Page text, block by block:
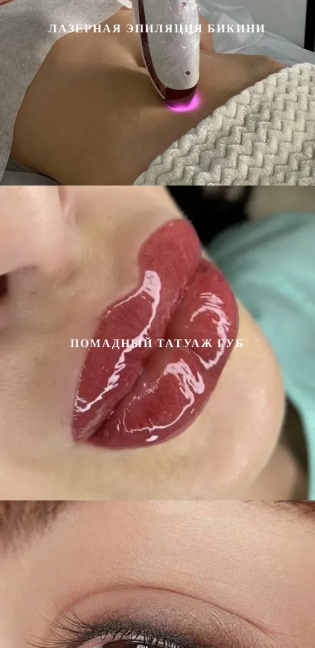
ЛАЗЕРНАЯ ЭПИЛЯЦИЯ БИКИНИ
ПОМАДНЫЙ ТАТУАЖ ГУБ